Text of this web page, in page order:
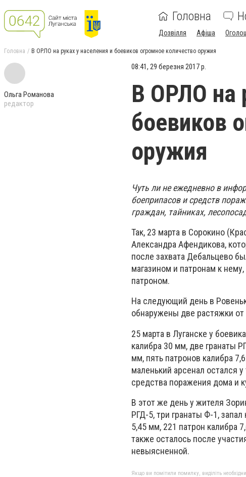
Головна
Дозвілля Афіша
Головна В ОРЛО на руках у населения и боевиков огромное количество оружия
Ольга Романова
редактор
08:41, 29 березня 2017 р.
В ОРЛО на
боевиков
оружия
Чуть ли не ежедневно в
боеприпасов и средств
граждан, тайниках,
Так, 23 марта в Сорокино
Александра Афендикова,
после захвата Дебальцево
магазином и патронам к
патроном.
На следующий день в
обнаружены две растяжки от
25 марта в Луганске у
калибра 30 мм, две гранаты
мм, пять патронов калибра
маленький арсенал остался
средства поражения дома и
В этот же день у жителя
РГД-5, три гранаты Ф-1,
5,45 мм, 221 патрон калибра
также осталось после
невыясненной.
Якщо ви помітили помилку, виділіть